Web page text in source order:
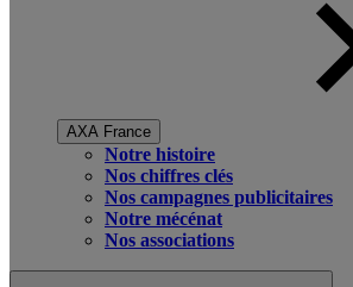
AXA France
Notre histoire
Nos chiffres clés
Nos campagnes publicitaires
Notre mécénat
Nos associations